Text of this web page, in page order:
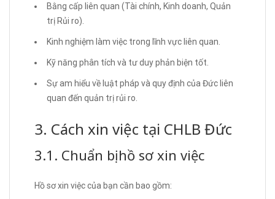
Bằng cấp liên quan (Tài chính, Kinh doanh, Quản
trị Rủi ro).
Kinh nghiệm làm việc trong lĩnh vực liên quan.
Kỹ năng phân tích và tư duy phản biện tốt.
Sự am hiểu về luật pháp và quy định của Đức liên
quan đến quản trị rủi ro.
3. Cách xin việc tại CHLB Đức
3.1. Chuẩn bị hồ sơ xin việc
Hồ sơ xin việc của bạn cần bao gồm: